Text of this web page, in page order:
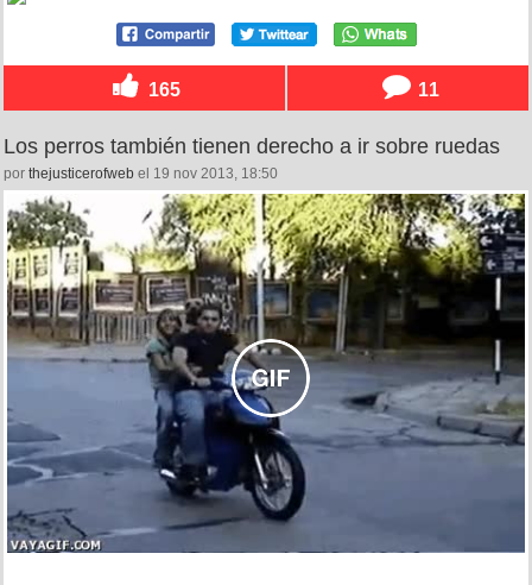
165 11
Los perros también tienen derecho a ir sobre ruedas
por thejusticerofweb el 19 nov 2013, 18:50